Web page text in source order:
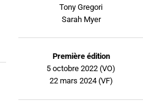
Tony Gregori
Sarah Myer
Première édition
5 octobre 2022 (VO)
22 mars 2024 (VF)